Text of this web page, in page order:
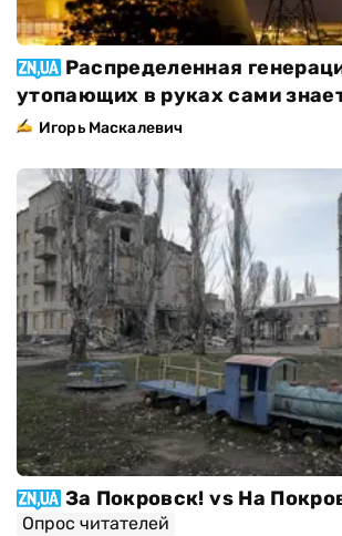
Распределенная
утопающих в руках сами
Игорь Маскалевич
За Покровск! vs На
Опрос читателей